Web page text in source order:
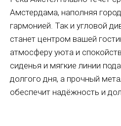
Амстердама, наполняя
гармонией. Так и угловой
станет центром вашей
атмосферу уюта и
сиденья и мягкие линии
долгого дня, а прочный
обеспечит надёжность и